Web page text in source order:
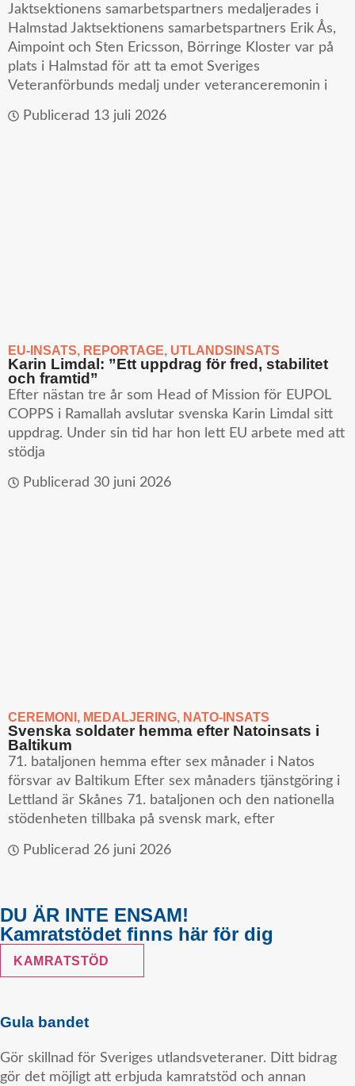
Jaktsektionens samarbetspartners medaljerades i
Halmstad Jaktsektionens samarbetspartners Erik Ås,
Aimpoint och Sten Ericsson, Börringe Kloster var på
plats i Halmstad för att ta emot Sveriges
Veteranförbunds medalj under veteranceremonin i
Publicerad 13 juli 2026
EU-INSATS, REPORTAGE, UTLANDSINSATS
Karin Limdal: ”Ett uppdrag för fred, stabilitet
och framtid”
Efter nästan tre år som Head of Mission för EUPOL
COPPS i Ramallah avslutar svenska Karin Limdal sitt
uppdrag. Under sin tid har hon lett EU arbete med att
stödja
Publicerad 30 juni 2026
CEREMONI , MEDALJERING, NATO-INSATS
Svenska soldater hemma efter Natoinsats i
Baltikum
71. bataljonen hemma efter sex månader i Natos
försvar av Baltikum Efter sex månaders tjänstgöring i
Lettland är Skånes 71. bataljonen och den nationella
stödenheten tillbaka på svensk mark, efter
Publicerad 26 juni 2026
DU ÄR INTE ENSAM!
Kamratstödet finns här för dig
KAMRATSTÖD
Gula bandet
Gör skillnad för Sveriges utlandsveteraner. Ditt bidrag
gör det möjligt att erbjuda kamratstöd och annan